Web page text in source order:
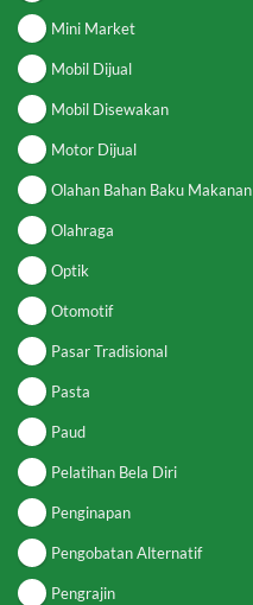
Mini Market
Mobil Dijual
Mobil Disewakan
Motor Dijual
Olahan Bahan Baku Makanan
Olahraga
Optik
Otomotif
Pasar Tradisional
Pasta
Paud
Pelatihan Bela Diri
Penginapan
Pengobatan Alternatif
Pengrajin